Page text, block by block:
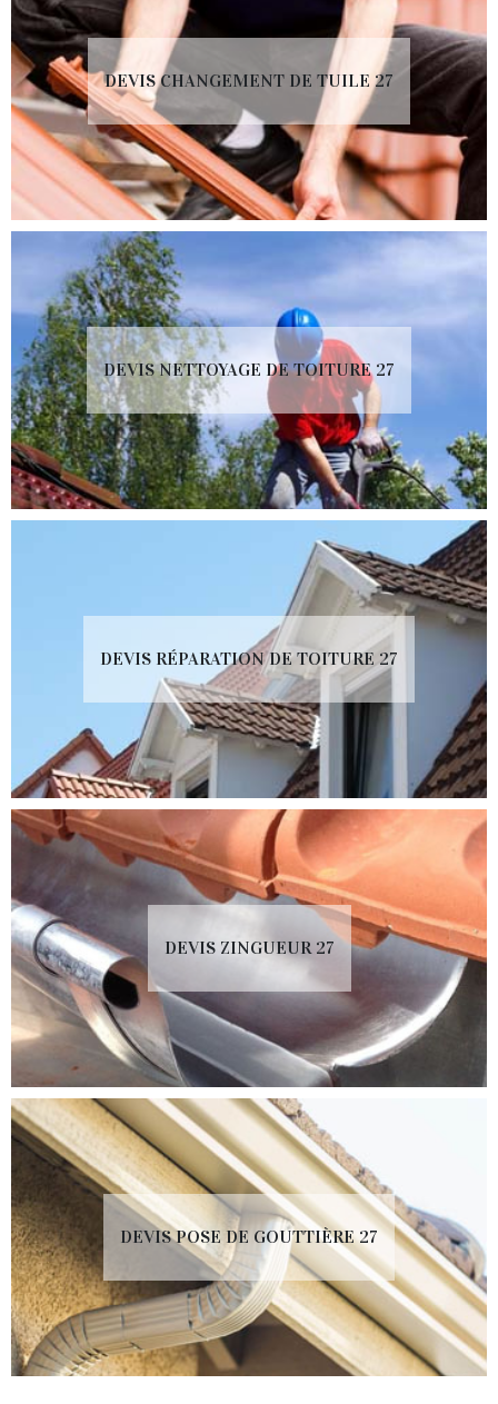
DEVIS CHANGEMENT DE TUILE 27
DEVIS NETTOYAGE DE TOITURE 27
DEVIS RÉPARATION DE TOITURE 27
DEVIS ZINGUEUR 27
DEVIS POSE DE GOUTTIÈRE 27